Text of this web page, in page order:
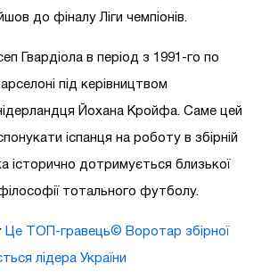
до фіналу Ліги чемпіонів.
Гвардіола в період з 1991-го по
під керівництвом
Йохана Кройфа. Саме цей
іспанця на роботу в збірній
історично дотримується близької
тотального футболу.
Це ТОП-гравець© Воротар збірної
лідера України